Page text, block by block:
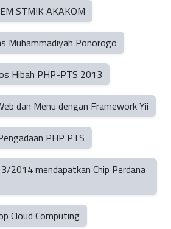
STMIK AKAKOM
Muhammadiyah Ponorogo
Hibah PHP-PTS 2013
dan Menu dengan Framework Yii
PHP PTS
2014 mendapatkan Chip Perdana
Cloud Computing